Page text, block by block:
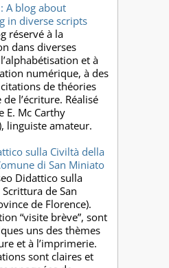
A blog about
in diverse scripts
réservé à la
dans diverses
et à
numérique, à des
de théories
l’écriture. Réalisé
E. Mc Carthy
linguiste amateur.
sulla Civiltà della
di San Miniato
Didattico sulla
de San
de Florence).
“visite brève”, sont
uns des thèmes
et à l’imprimerie.
sont claires et